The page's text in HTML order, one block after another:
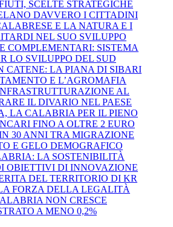
SCELTE STRATEGICHE
DAVVERO I CITTADINI
E LA NATURA E I
NEL SUO SVILUPPO
COMPLEMENTARI: SISTEMA
LO SVILUPPO DEL SUD
CATENE: LA PIANA DI SIBARI
E L’AGROMAFIA
AL
IL DIVARIO NEL PAESE
LA CALABRIA PER IL PIENO
FINO A OLTRE 2 EURO
30 ANNI TRA MIGRAZIONE
E GELO DEMOGRAFICO
LA SOSTENIBILITÀ
OBIETTIVI DI INNOVAZIONE
DEL TERRITORIO DI KR
FORZA DELLA LEGALITÀ
NON CRESCE
A MENO 0,2%